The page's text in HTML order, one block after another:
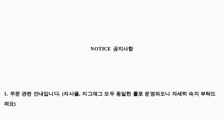
NOTICE 공지사항
1. 주문 관련 안내입니다. (자사몰, 지그재그 모두 동일한 룰로 운영되오니 자세히 숙지 부탁드
려요)